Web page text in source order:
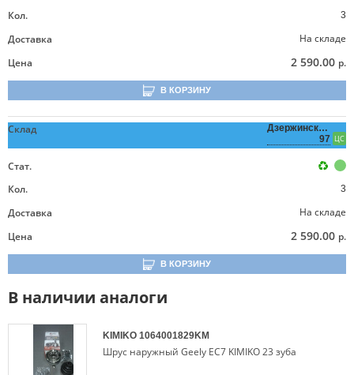
Кол.
3
Доставка
На складе
Цена
2 590.00 р.
В КОРЗИНУ
Склад
Дзержинского,
97 ЦС
Стат.
Кол.
3
Доставка
На складе
Цена
2 590.00 р.
В КОРЗИНУ
В наличии аналоги
KIMIKO 1064001829KM
Шрус наружный Geely EC7 KIMIKO 23 зуба